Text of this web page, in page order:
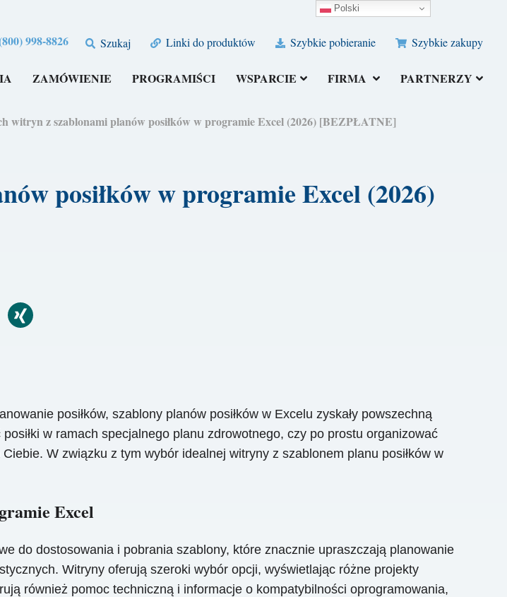
998-8826 Szukaj Linki do produktów Szybkie pobieranie Szybkie zakupy
ZAMÓWIENIE PROGRAMIŚCI WSPARCIE FIRMA PARTNERZY
witryn z szablonami planów posiłków w programie Excel (2026) [BEZPŁATNE]
posiłków w programie Excel (2026)
posiłków, szablony planów posiłków w Excelu zyskały powszechną
w ramach specjalnego planu zdrowotnego, czy po prostu organizować
W związku z tym wybór idealnej witryny z szablonem planu posiłków w
Excel
do dostosowania i pobrania szablony, które znacznie upraszczają planowanie
Witryny oferują szeroki wybór opcji, wyświetlając różne projekty
również pomoc techniczną i informacje o kompatybilności oprogramowania,
Polski